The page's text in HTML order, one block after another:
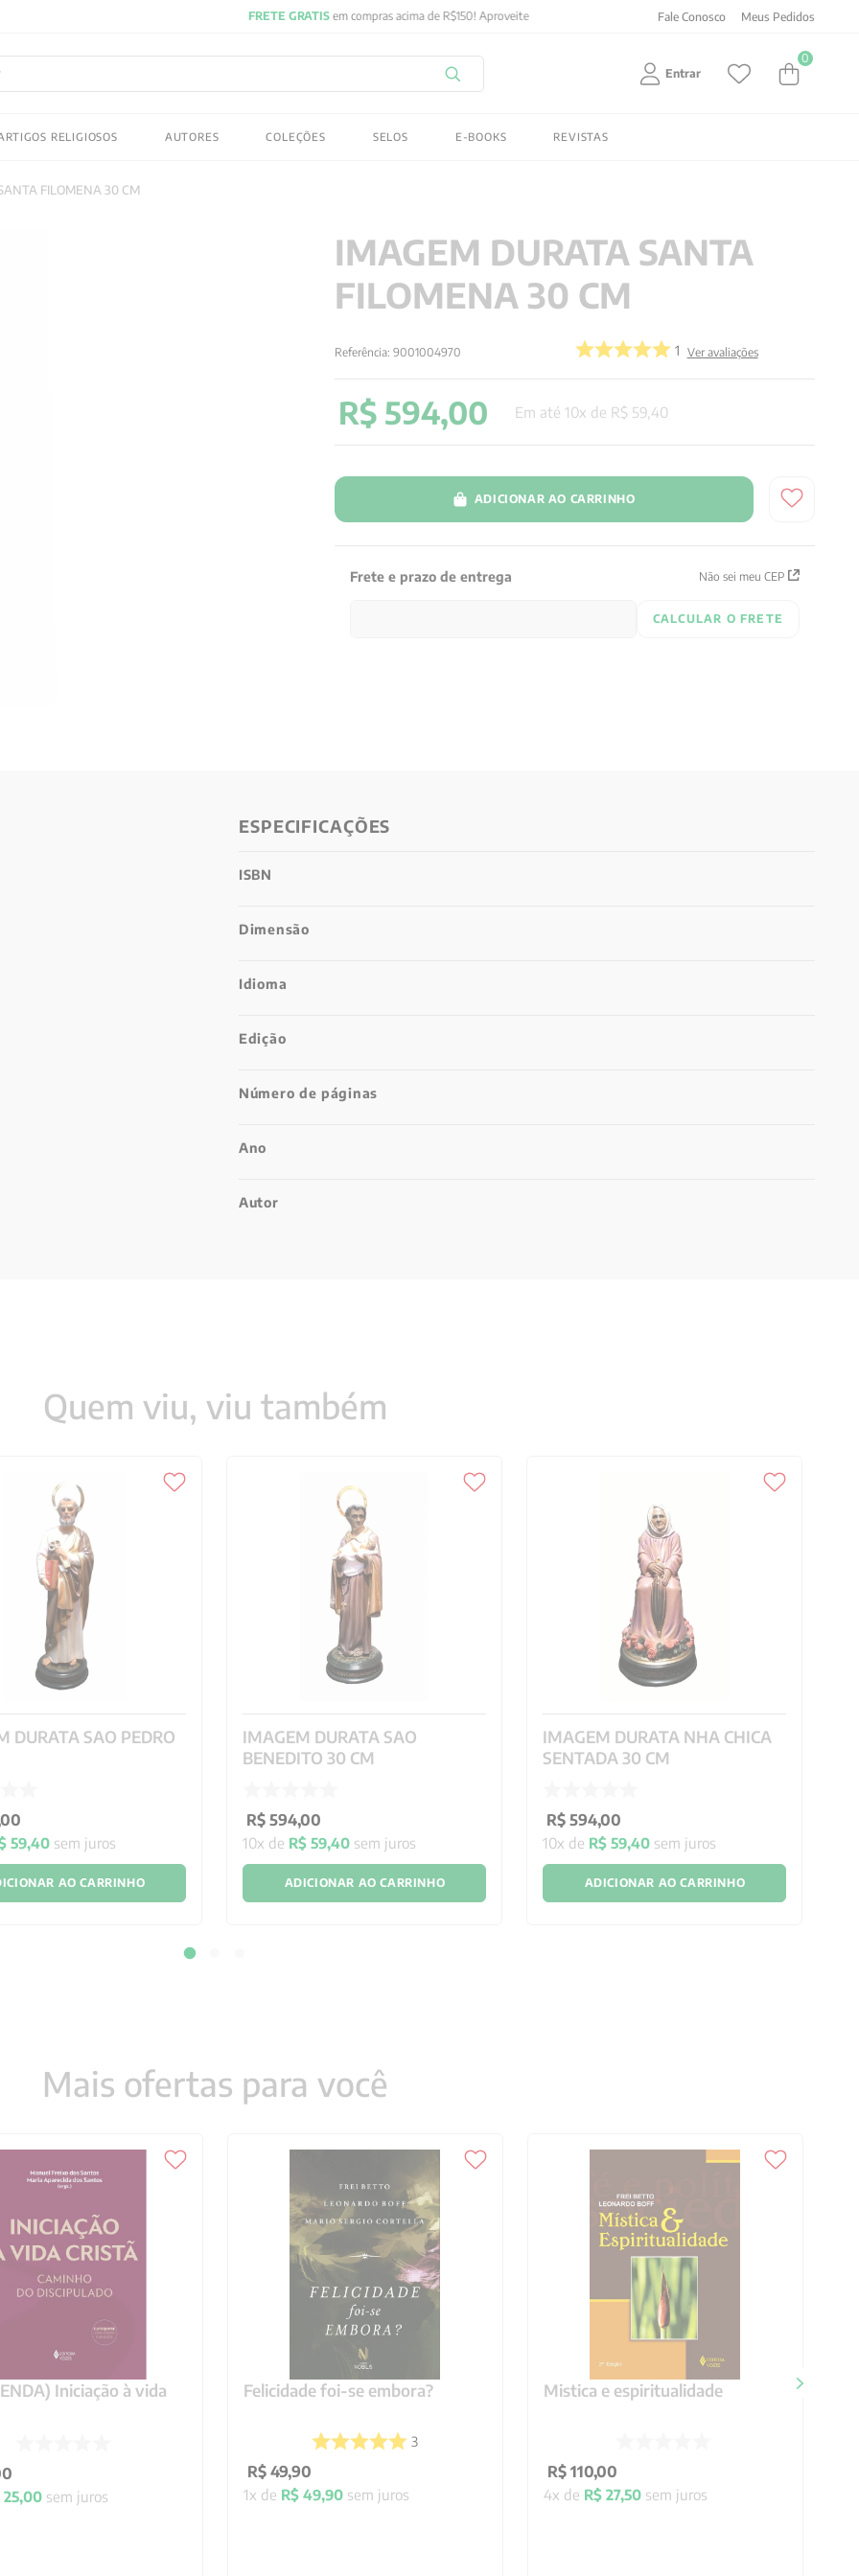
em compras acima de R$150! Aproveite Fale Conosco Meus Pedidos
Entrar
0
RELIGIOSOS AUTORES COLEÇÕES SELOS E-BOOKS REVISTAS
FILOMENA 30 CM
IMAGEM DURATA SANTA
FILOMENA 30 CM
Referência:9001004970 1 Ver avaliações
R$ 594,00 Em até10x de R$ 59 40
ADICIONAR AO CARRINHO
Frete e prazo de entrega Não sei meu CEP
CALCULAR O FRETE
ESPECIFICAÇÕES
ISBN
Dimensão
Idioma
Edição
Número de páginas
Ano
Autor
Quem viu, viu também
DURATA SAO PEDRO
00
59,40 sem juros
AO CARRINHO
IMAGEM DURATA SAO
BENEDITO 30 CM
R$ 594,00
10x de R$ 59,40 sem juros
ADICIONAR AO CARRINHO
IMAGEM DURATA NHA CHICA
SENTADA 30 CM
R$ 594,00
10x de R$ 59,40 sem juros
ADICIONAR AO CARRINHO
Mais ofertas para você
Iniciação à vida
25,00sem juros
Felicidade foi-se embora?
3
R$ 49,90
1x de R$ 49,90sem juros
Mistica e espiritualidade
R$ 110,00
4x de R$ 27,50sem juros